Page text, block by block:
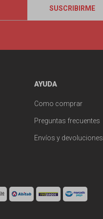
SUSCRIBIRME
AYUDA
Como comprar
Preguntas frecuentes
Envíos y devoluciones